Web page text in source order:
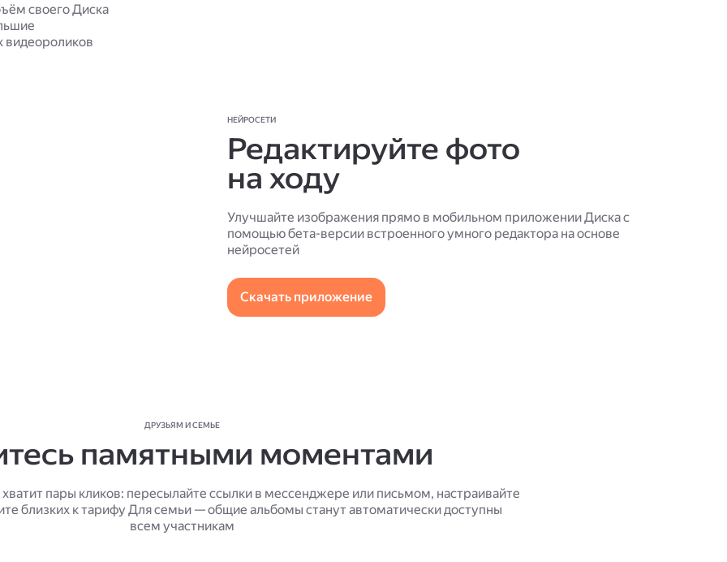
своего Диска
видеороликов
НЕЙРОСЕТИ
Редактируйте фото
на ходу
Улучшайте изображения прямо в мобильном приложении Диска с
помощью бета-версии встроенного умного редактора на основе
нейросетей
Скачать приложение
ДРУЗЬЯМ И СЕМЬЕ
памятными моментами
пары кликов: пересылайте ссылки в мессенджере или письмом, настраивайте
близких к тарифу Для семьи — общие альбомы станут автоматически доступны
всем участникам